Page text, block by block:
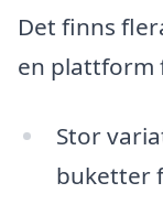
Det finns
en plattform
Stor
buketter